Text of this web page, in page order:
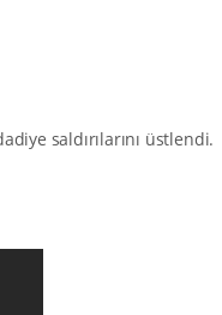
saldırılarını üstlendi.